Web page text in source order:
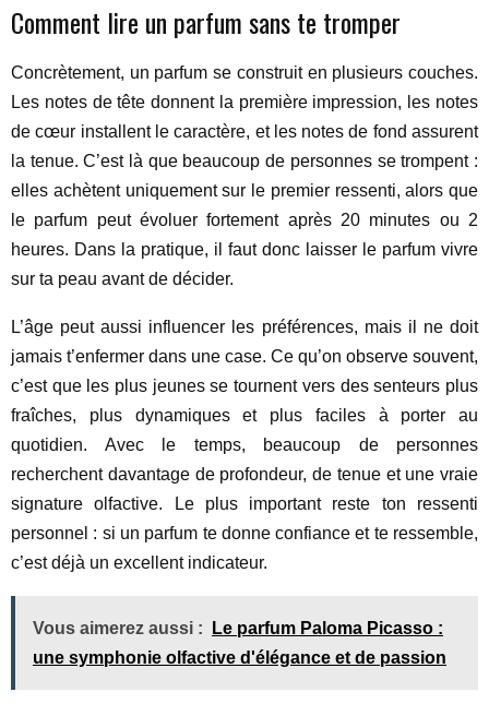
Comment lire un parfum sans te tromper
Concrètement, un parfum se construit en plusieurs couches.
Les notes de tête donnent la première impression, les notes
de cœur installent le caractère, et les notes de fond assurent
la tenue. C’est là que beaucoup de personnes se trompent :
elles achètent uniquement sur le premier ressenti, alors que
le parfum peut évoluer fortement après 20 minutes ou 2
heures. Dans la pratique, il faut donc laisser le parfum vivre
sur ta peau avant de décider.
L’âge peut aussi influencer les préférences, mais il ne doit
jamais t’enfermer dans une case. Ce qu’on observe souvent,
c’est que les plus jeunes se tournent vers des senteurs plus
fraîches, plus dynamiques et plus faciles à porter au
quotidien. Avec le temps, beaucoup de personnes
recherchent davantage de profondeur, de tenue et une vraie
signature olfactive. Le plus important reste ton ressenti
personnel : si un parfum te donne confiance et te ressemble,
c’est déjà un excellent indicateur.
Vous aimerez aussi :
Le parfum Paloma Picasso :
une symphonie olfactive d'élégance et de passion